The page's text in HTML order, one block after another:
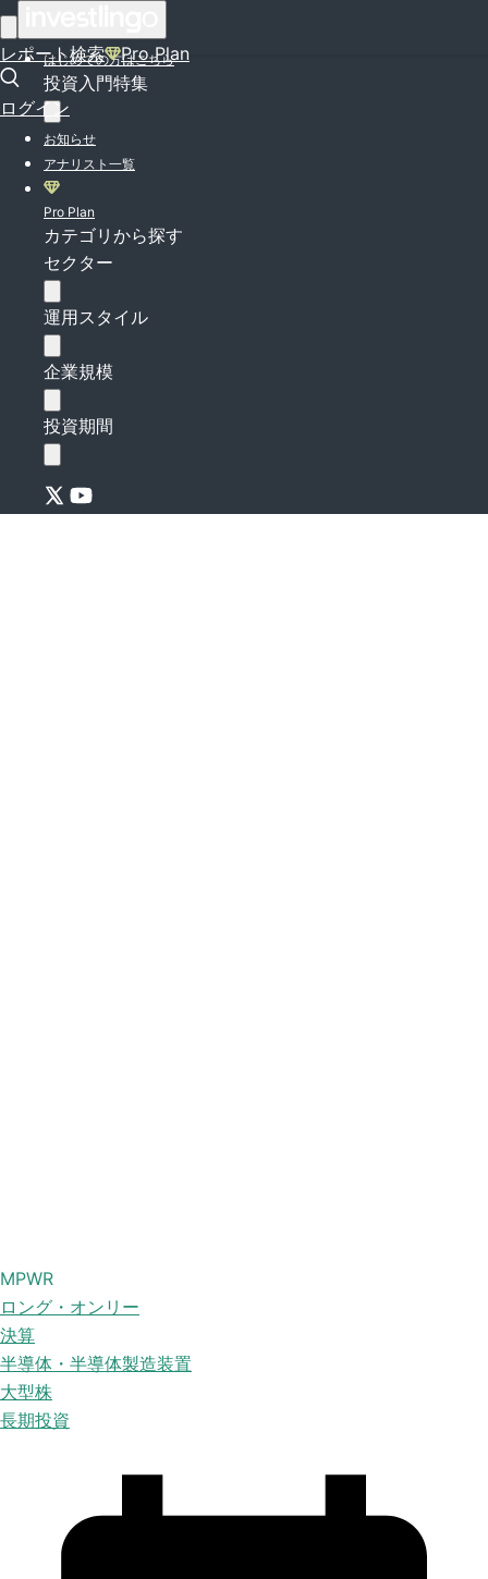
レポート検索 Pro Plan
ログイン
はじめての方はこちら
投資入門特集
お知らせ
アナリスト一覧
Pro Plan
カテゴリから探す
セクター
運用スタイル
企業規模
投資期間
MPWR
ロング・オンリー
決算
半導体・半導体製造装置
大型株
長期投資